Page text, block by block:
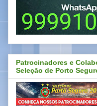
Patrocinadores e
Seleção de Porto